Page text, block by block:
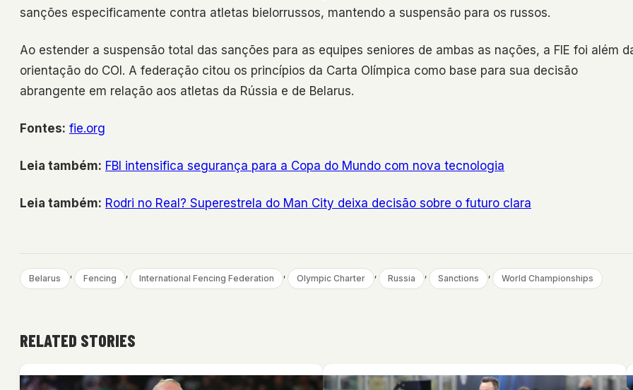
sanções especificamente contra atletas bielorrussos, mantendo a suspensão para os russos.
Ao estender a suspensão total das sanções para as equipes seniores de ambas as nações, a FIE foi além
orientação do COI. A federação citou os princípios da Carta Olímpica como base para sua decisão
abrangente em relação aos atletas da Rússia e de Belarus.
Fontes: fie.org
Leia também: FBI intensifica segurança para a Copa do Mundo com nova tecnologia
Leia também: Rodri no Real? Superestrela do Man City deixa decisão sobre o futuro clara
Belarus , Fencing , International Fencing Federation , Olympic Charter , Russia , Sanctions , World Championships
RELATED STORIES